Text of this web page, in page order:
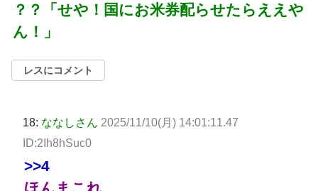
？？「せや！国にお米券配らせたらええや
ん！」
レスにコメント
18: ななしさん 2025/11/10(月) 14:01:11.47
ID:2Ih8hSuc0
>>4
ほんまこれ